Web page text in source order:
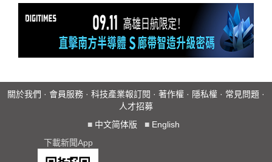
關於我們 · 會員服務 · 科技產業報訂閱 · 著作權 · 隱私權 · 常見問題 ·
人才招募
■ 中文简体版 ■ English
下載新聞App